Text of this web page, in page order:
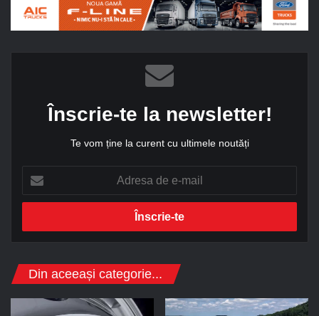
Înscrie-te la newsletter!
Te vom ține la curent cu ultimele noutăți
r
s
d
Din aceeași categorie...